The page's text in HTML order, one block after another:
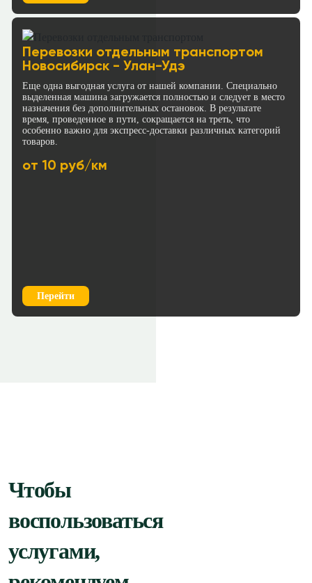
Перевозки отдельным транспортом
Новосибирск - Улан-Удэ
Еще одна выгодная услуга от нашей компании. Специально
выделенная машина загружается полностью и следует в место
назначения без дополнительных остановок. В результате
время, проведенное в пути, сокращается на треть, что
особенно важно для экспресс-доставки различных категорий
товаров.
от 10 руб/км
Перейти
Чтобы
воспользоваться
услугами,